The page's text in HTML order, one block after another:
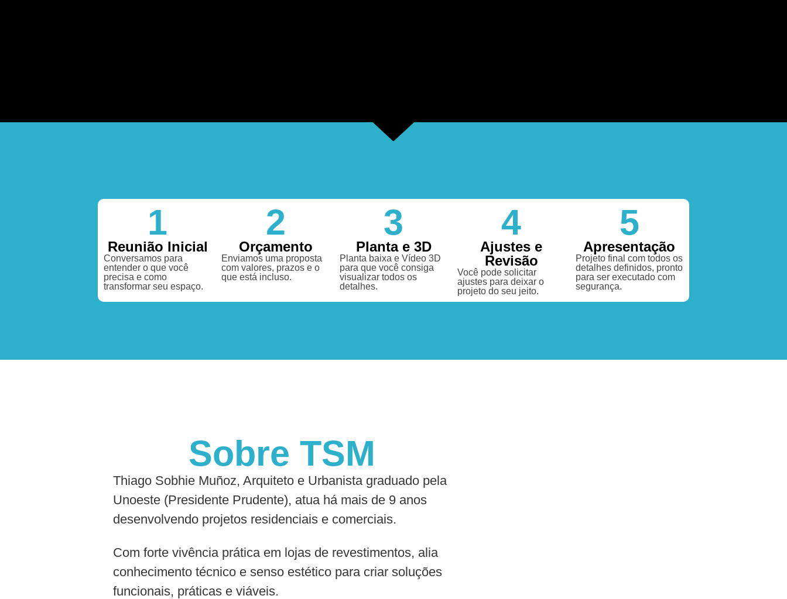
1
Reunião Inicial
Conversamos para
entender o que você
precisa e como
transformar seu espaço.
2
Orçamento
Enviamos uma proposta
com valores, prazos e o
que está incluso.
3
Planta e 3D
Planta baixa e Vídeo 3D
para que você consiga
visualizar todos os
detalhes.
4
Ajustes e
Revisão
Você pode solicitar
ajustes para deixar o
projeto do seu jeito.
5
Apresentação
Projeto final com todos os
detalhes definidos, pronto
para ser executado com
segurança.
Sobre TSM
Thiago Sobhie Muñoz, Arquiteto e Urbanista graduado pela
Unoeste (Presidente Prudente), atua há mais de 9 anos
desenvolvendo projetos residenciais e comerciais.
Com forte vivência prática em lojas de revestimentos, alia
conhecimento técnico e senso estético para criar soluções
funcionais, práticas e viáveis.